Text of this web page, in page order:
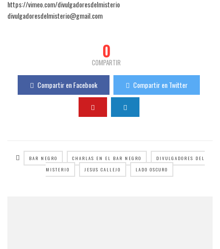
https://vimeo.com/divulgadoresdelmisterio
divulgadoresdelmisterio@gmail.com
0
COMPARTIR
Compartir en Facebook Compartir en Twitter
BAR NEGRO CHARLAS EN EL BAR NEGRO
DIVULGADORES DEL
MISTERIO
JESUS CALLEJO LADO OSCURO